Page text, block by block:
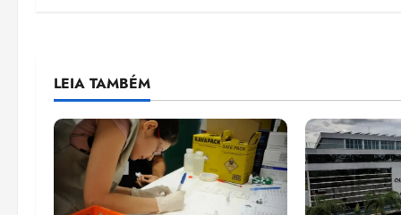
LEIA TAMBÉM